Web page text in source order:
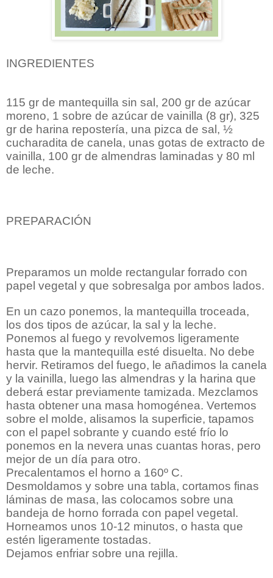
INGREDIENTES
115 gr de mantequilla sin sal, 200 gr de azúcar
moreno, 1 sobre de azúcar de vainilla (8 gr), 325
gr de harina repostería, una pizca de sal, ½
cucharadita de canela, unas gotas de extracto de
vainilla, 100 gr de almendras laminadas y 80 ml
de leche.
PREPARACIÓN
Preparamos un molde rectangular forrado con
papel vegetal y que sobresalga por ambos lados.
En un cazo ponemos, la mantequilla troceada,
los dos tipos de azúcar, la sal y la leche.
Ponemos al fuego y revolvemos ligeramente
hasta que la mantequilla esté disuelta. No debe
hervir. Retiramos del fuego, le añadimos la canela
y la vainilla, luego las almendras y la harina que
deberá estar previamente tamizada. Mezclamos
hasta obtener una masa homogénea. Vertemos
sobre el molde, alisamos la superficie, tapamos
con el papel sobrante y cuando esté frío lo
ponemos en la nevera unas cuantas horas, pero
mejor de un día para otro.
Precalentamos el horno a 160º C.
Desmoldamos y sobre una tabla, cortamos finas
láminas de masa, las colocamos sobre una
bandeja de horno forrada con papel vegetal.
Horneamos unos 10-12 minutos, o hasta que
estén ligeramente tostadas.
Dejamos enfriar sobre una rejilla.